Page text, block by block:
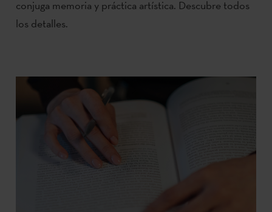
conjuga memoria y práctica artística. Descubre todos
los detalles.